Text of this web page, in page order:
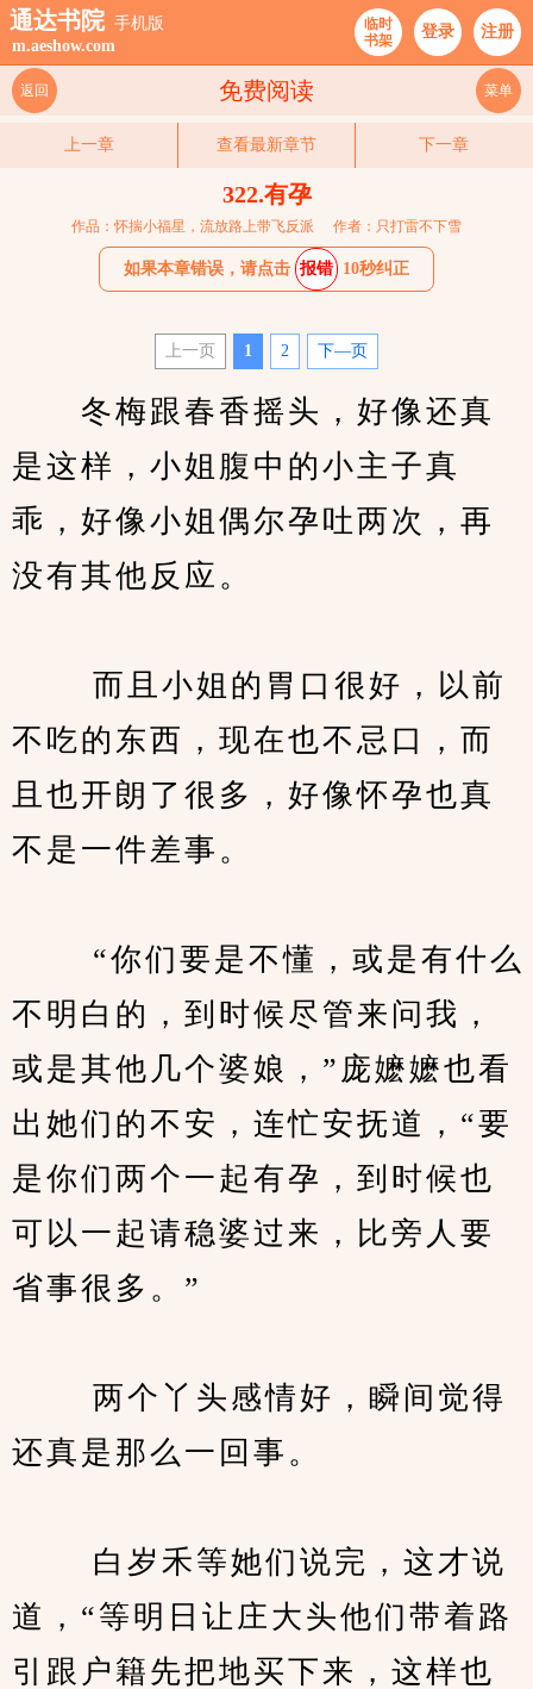
通达书院 手机版
m.aeshow.com
临时
书架
登录 注册
免费阅读
返回 菜单
上一章 查看最新章节 下一章
322.有孕
作品：怀揣小福星，流放路上带飞反派 作者：只打雷不下雪
如果本章错误，请点击 报错 10秒纠正
上一页 1 2 下—页
冬梅跟春香摇头，好像还真
是这样，小姐腹中的小主子真
乖，好像小姐偶尔孕吐两次，再
没有其他反应。
而且小姐的胃口很好，以前
不吃的东西，现在也不忌口，而
且也开朗了很多，好像怀孕也真
不是一件差事。
“你们要是不懂，或是有什么
不明白的，到时候尽管来问我，
或是其他几个婆娘，”庞嬷嬷也看
出她们的不安，连忙安抚道，“要
是你们两个一起有孕，到时候也
可以一起请稳婆过来，比旁人要
省事很多。”
两个丫头感情好，瞬间觉得
还真是那么一回事。
白岁禾等她们说完，这才说
道，“等明日让庄大头他们带着路
引跟户籍先把地买下来，这样也